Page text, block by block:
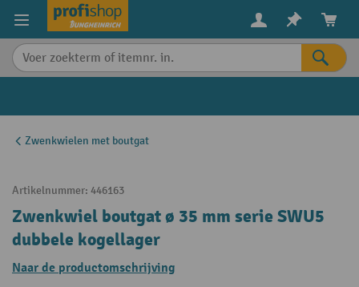
content
Zwenkwielen met boutgat
Artikelnummer: 446163
Zwenkwiel boutgat ø 35 mm serie SWU5
dubbele kogellager
Naar de productomschrijving